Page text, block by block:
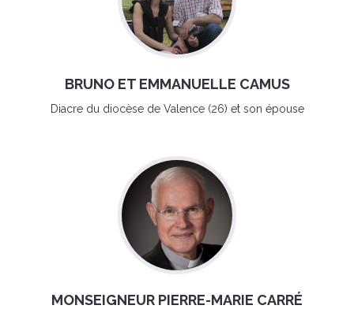
BRUNO ET EMMANUELLE CAMUS
Diacre du diocèse de Valence (26) et son épouse
MONSEIGNEUR PIERRE-MARIE CARRÉ